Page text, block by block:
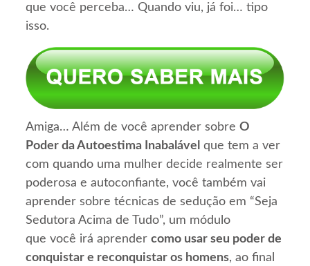
que você perceba… Quando viu, já foi… tipo
isso.
Amiga… Além de você aprender sobreO
Poder da Autoestima Inabalável que tem a ver
com quando uma mulher decide realmente ser
poderosa e autoconfiante, você também vai
aprender sobre técnicas de sedução em “Seja
Sedutora Acima de Tudo”, um módulo
que você irá aprendercomo usar seu poder de
conquistar e reconquistar os homens, ao final